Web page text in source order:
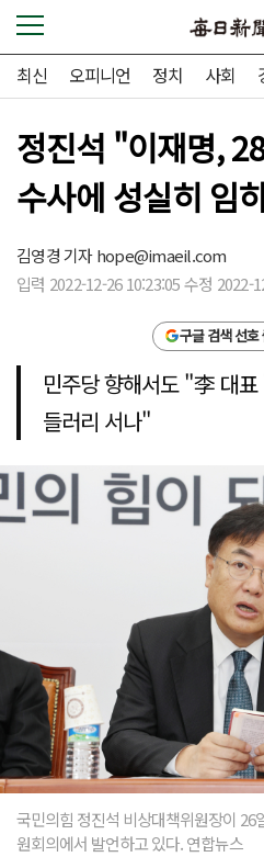
최신 오피니언 정치 사회
정진석 "이재명,
수사에 성실히 임
김영경 기자hope@imaeil.com
입력 2022-12-26 10:23:05 수정 2022-
구글 검색 선호
민주당 향해서도 "李 대
들러리 서나"
국민의힘 정진석 비상대책위원장이 26
원회의에서 발언하고 있다. 연합뉴스